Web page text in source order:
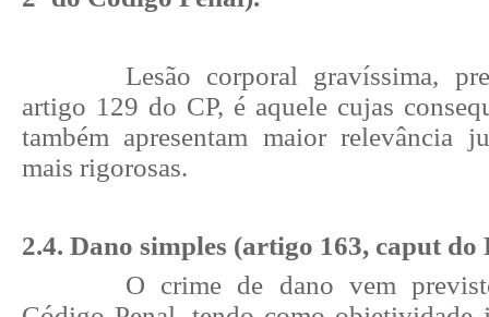
Lesão corporal gravíssima,
artigo 129 do CP, é aquele cujas
também apresentam maior relevância
mais rigorosas.
2.4. Dano simples (artigo 163, caput
O crime de dano vem